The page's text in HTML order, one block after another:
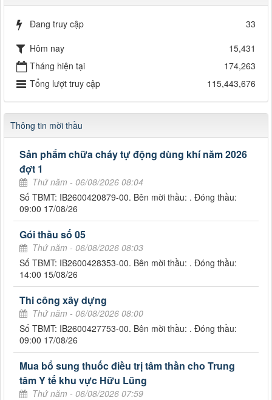
Đang truy cập
33
Hôm nay
15,431
Tháng hiện tại
174,263
Tổng lượt truy cập
115,443,676
Thông tin mời thầu
Sản phẩm chữa cháy tự động dùng khí năm 2026
đợt 1
Thứ năm - 06/08/2026 08:04
Số TBMT: IB2600420879-00. Bên mời thầu: . Đóng thầu:
09:00 17/08/26
Gói thầu số 05
Thứ năm - 06/08/2026 08:03
Số TBMT: IB2600428353-00. Bên mời thầu: . Đóng thầu:
14:00 15/08/26
Thi công xây dựng
Thứ năm - 06/08/2026 08:00
Số TBMT: IB2600427753-00. Bên mời thầu: . Đóng thầu:
09:00 17/08/26
Mua bổ sung thuốc điều trị tâm thần cho Trung
tâm Y tế khu vực Hữu Lũng
Thứ năm - 06/08/2026 07:59